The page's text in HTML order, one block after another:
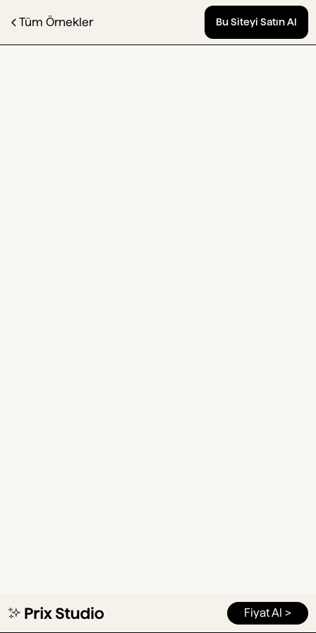
Tüm Örnekler Bu Siteyi Satın Al
Fiyat Al >